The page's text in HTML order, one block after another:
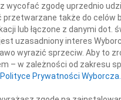
śmierci
Gosz
współczucia
wycofać zgodę uprzednio
przetwarzane także do
lub łączone z danymi dot.
uzasadniony interes
wyrazić sprzeciw. Aby to
– w zależności od zakresu
Polityce Prywatności